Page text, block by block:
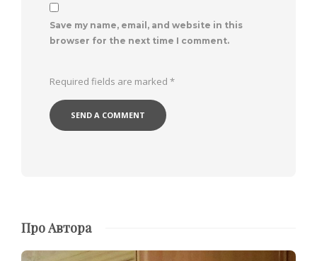
Save my name, email, and website in this
browser for the next time I comment.
Required fields are marked *
Про Автора